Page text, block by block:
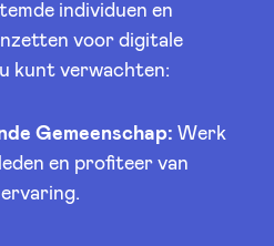
individuen en
voor digitale
kunt verwachten:
Gemeenschap: Werk
en profiteer van